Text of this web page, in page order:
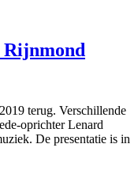
terug. Verschillende
oprichter Lenard
De presentatie is in